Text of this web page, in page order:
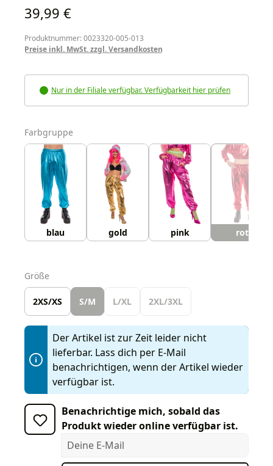
Regulärer Preis:
39,99 €
Produktnummer: 0023320-005-013
Preise inkl. MwSt. zzgl. Versandkosten
Nur in der Filiale verfügbar. Verfügbarkeit hier prüfen
Farbgruppe
blau gold pink rot
Größe
2XS/XS S/M L/XL 2XL/3XL
Der Artikel ist zur Zeit leider nicht
lieferbar. Lass dich per E-Mail
benachrichtigen, wenn der Artikel wieder
verfügbar ist.
Benachrichtige mich, sobald das
Produkt wieder online verfügbar ist.
Deine E-Mail